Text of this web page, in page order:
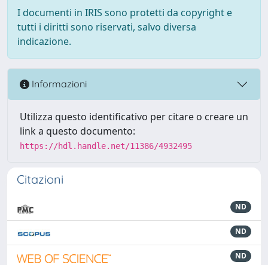
I documenti in IRIS sono protetti da copyright e
tutti i diritti sono riservati, salvo diversa
indicazione.
Informazioni
Utilizza questo identificativo per citare o creare un
link a questo documento:
https://hdl.handle.net/11386/4932495
Citazioni
ND
ND
ND